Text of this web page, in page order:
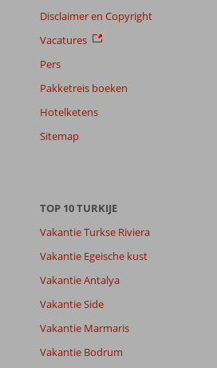
Disclaimer en Copyright
Vacatures
Pers
Pakketreis boeken
Hotelketens
Sitemap
TOP 10 TURKIJE
Vakantie Turkse Riviera
Vakantie Egeische kust
Vakantie Antalya
Vakantie Side
Vakantie Marmaris
Vakantie Bodrum